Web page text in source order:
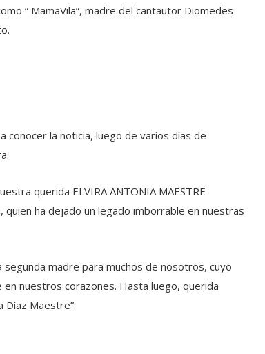
“ MamaVila”, madre del cantautor Diomedes
conocer la noticia, luego de varios días de
querida ELVIRA ANTONIA MAESTRE
quien ha dejado un legado imborrable en nuestras
madre para muchos de nosotros, cuyo
nuestros corazones. Hasta luego, querida
Díaz Maestre”.